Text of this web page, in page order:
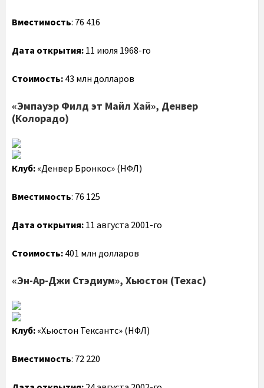
Вместимость: 76 416
Дата открытия: 11 июля 1968-го
Стоимость: 43 млн долларов
«Эмпауэр Филд эт Майл Хай», Денвер
(Колорадо)
Клуб: «Денвер Бронкос» (НФЛ)
Вместимость: 76 125
Дата открытия: 11 августа 2001-го
Стоимость: 401 млн долларов
«Эн-Ар-Джи Стэдиум», Хьюстон (Техас)
Клуб: «Хьюстон Тексантс» (НФЛ)
Вместимость: 72 220